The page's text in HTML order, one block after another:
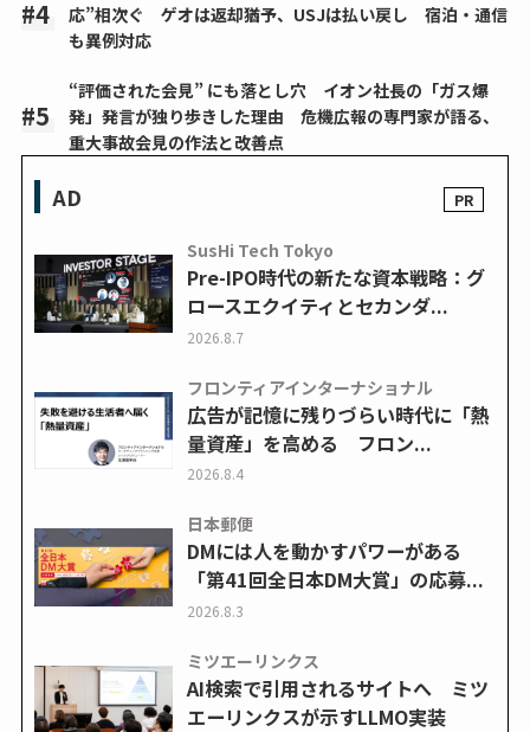
応”相次ぐ ゲオは返却猶予、USJは払い戻し 宿泊・通信
も異例対応
“評価された会見” にも落とし穴 イオン社長の「ガス爆
発」発言が独り歩きした理由 危機広報の専門家が語る、
重大事故会見の作法と改善点
AD
SusHi Tech Tokyo
Pre-IPO時代の新たな資本戦略：グ
ロースエクイティとセカンダ...
2026.8.7
フロンティアインターナショナル
広告が記憶に残りづらい時代に「熱
量資産」を高める フロン...
2026.8.4
日本郵便
DMには人を動かすパワーがある
「第41回全日本DM大賞」の応募...
2026.8.3
ミツエーリンクス
AI検索で引用されるサイトへ ミツ
エーリンクスが示すLLMO実装